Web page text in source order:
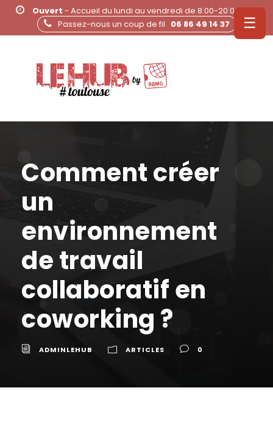
Ouvert - Accueil du lundi au vendredi de 8:00-20:00
Passez-nous un coup de fil 06 86 49 14 37
Comment créer
un
environnement
de travail
collaboratif en
coworking ?
ADMINLEHUB ARTICLES 0
☰